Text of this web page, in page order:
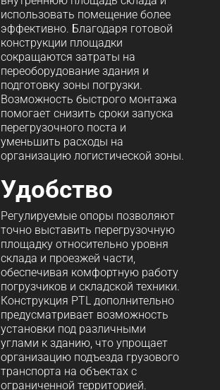
использовать помещение более
эффективно. Благодаря готовой
конструкции площадки
сокращаются затраты на
переоборудование здания и
подготовку зоны погрузки.
Возможность быстрого монтажа
помогает снизить сроки запуска
перегрузочного поста и
уменьшить расходы на
организацию логистической зоны.
Удобство
Регулируемые опоры позволяют
точно выставить перегрузочную
площадку относительно уровня
склада и проезжей части,
обеспечивая комфортную работу
погрузчиков и складской техники.
Конструкция PTL дополнительно
предусматривает возможность
установки под различными
углами к зданию, что упрощает
организацию подъезда грузового
транспорта на объектах с
ограниченной территорией.